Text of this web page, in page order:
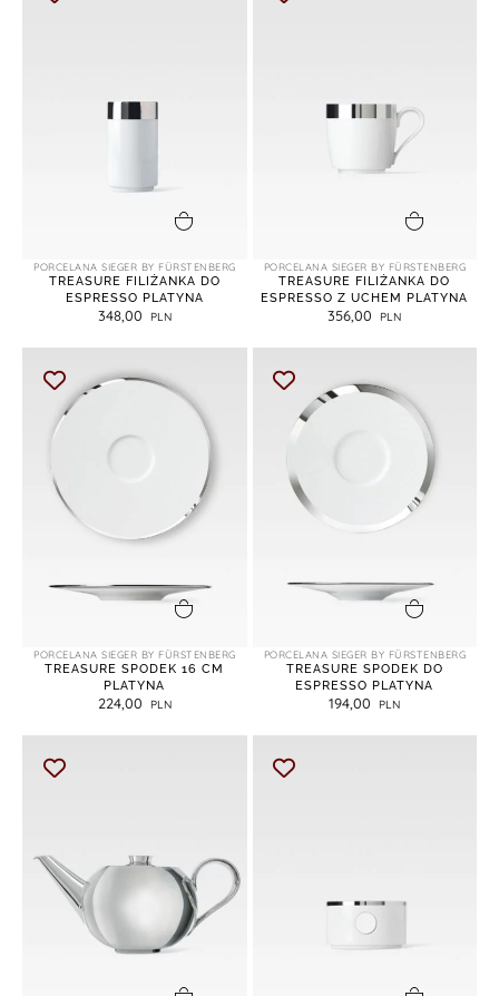
PORCELANA SIEGER BY FÜRSTENBERG
TREASURE FILIŻANKA DO
ESPRESSO PLATYNA
348,00
PORCELANA SIEGER BY FÜRSTENBERG
TREASURE FILIŻANKA DO
ESPRESSO Z UCHEM PLATYNA
356,00
PORCELANA SIEGER BY FÜRSTENBERG
TREASURE SPODEK 16 CM
PLATYNA
224,00
PORCELANA SIEGER BY FÜRSTENBERG
TREASURE SPODEK DO
ESPRESSO PLATYNA
194,00